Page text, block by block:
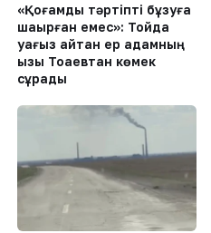
«Қоғамдық тәртіпті бұзуға
шақырған емес»: Тойда
уағыз айтқан ер адамның
қызы Тоқаевтан көмек
сұрады